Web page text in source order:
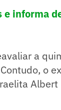
informa
a
o
Albert